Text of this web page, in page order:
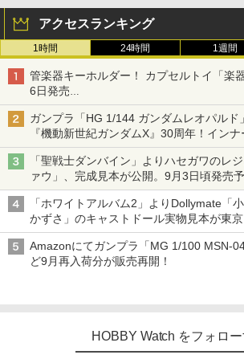
アクセスランキング
1時間 24時間 1週間
管楽器キーホルダー！ カプセルトイ「楽
6日発売
チューバ、テナサクなど5種各3色
ガンプラ「HG 1/144 ガンダムレオパルド
『機動新世紀ガンダムX』30周年！インナ
変形機構まで再現し最新フォーマットで
「聖戦士ダンバイン」よりハセガワのレ
ァウ」、完成見本が公開。9月3日頃発売
「ホワイトアルバム2」よりDollymate「
かずさ」のキャストドール実物見本が東京
にて展示中
Amazonにてガンプラ「MG 1/100 MSN-
ど9月再入荷分が販売再開！
HOBBY Watch をフォロ